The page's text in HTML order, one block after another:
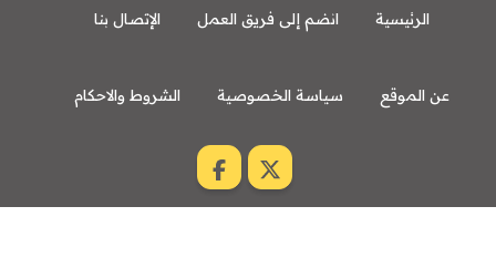
الرئيسية انضم إلى فريق العمل الإتصال بنا
عن الموقع سياسة الخصوصية الشروط والاحكام